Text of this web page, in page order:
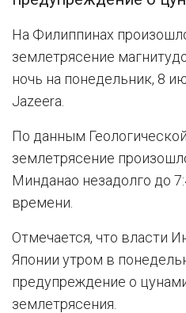
На Филиппинах
землетрясение
ночь на понедельник, 8
Jazeera.
По данным
землетрясение
Минданао незадолго до
времени.
Отмечается, что власти
Японии утром в
предупреждение о
землетрясения.